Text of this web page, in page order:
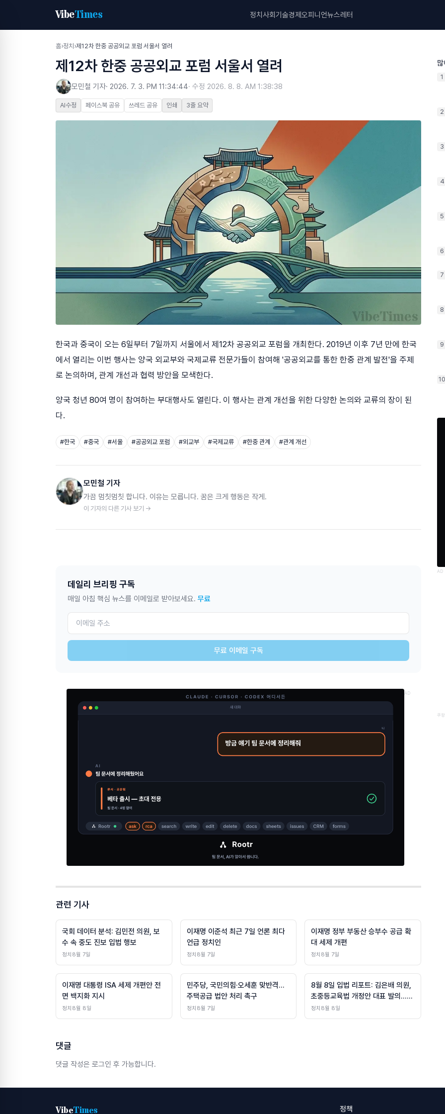
VibeTimes 정치사회기술경제오피니언뉴스레터
홈›정치 ›제12차 한중 공공외교 포럼 서울서 열려
제12차 한중 공공외교 포럼 서울서 열려
모민철 기자· 2026. 7. 3. PM 11:34:44· 수정 2026. 8. 8. AM 1:38:38
AI수정 페이스북 공유 쓰레드 공유 인쇄 3줄 요약
한국과 중국이 오는 6일부터 7일까지 서울에서 제12차 공공외교 포럼을 개최한다. 2019년 이후 7년 만에 한국
에서 열리는 이번 행사는 양국 외교부와 국제교류 전문가들이 참여해 '공공외교를 통한 한중 관계 발전'을 주제
로 논의하며, 관계 개선과 협력 방안을 모색한다.
양국 청년 80여 명이 참여하는 부대행사도 열린다. 이 행사는 관계 개선을 위한 다양한 논의와 교류의 장이 된
다.
#한국 #중국 #서울 #공공외교 포럼 #외교부 #국제교류 #한중 관계 #관계 개선
모민철 기자
가끔 멈칫멈칫 합니다. 이유는 모릅니다. 꿈은 크게 행동은 작게.
이 기자의 다른 기사 보기 →
데일리 브리핑 구독
매일 아침 핵심 뉴스를 이메일로 받아보세요. 무료
무료 이메일 구독
AD
관련 기사
국회 데이터 분석: 김민전 의원, 보
수 속 중도 진보 입법 행보
정치 8월 7일
이재명 이준석 최근 7일 언론 최다
언급 정치인
정치 8월 7일
이재명 정부 부동산 승부수 공급 확
대 세제 개편
정치 8월 7일
이재명 대통령 ISA 세제 개편안 전
면 백지화 지시
정치 8월 8일
민주당, 국민의힘·오세훈 맞반격…
주택공급 법안 처리 촉구
정치 8월 7일
8월 8일 입법 리포트: 김은배 의원,
초중등교육법 개정안 대표 발의…교
육부 예산 깐깐히 검토
정치 8월 8일
댓글
댓글 작성은 로그인 후 가능합니다.
1
2
3
4
5
6
7
8
9
10
AD
쿠
VibeTimes 정책